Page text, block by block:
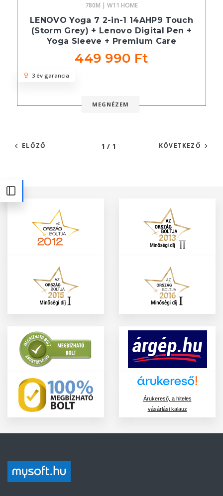
780M | W11 HOME
LENOVO Yoga 7 2-in-1 14AHP9 Touch
(Storm Grey) + Lenovo Digital Pen +
Yoga Sleeve + Premium Care
449 990 Ft
MEGNÉZEM
3 év garancia
ELŐZŐ 1 / 1 KÖVETKEZŐ
Árukereső, a hiteles
vásárlási kalauz